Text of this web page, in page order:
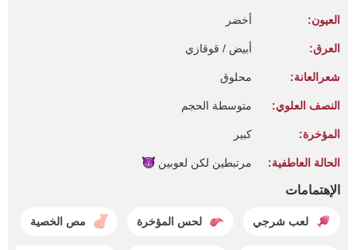
العيون: أخضر
العرق: أبيض / قوقازي
شعرالعانة: محلوق
النصف العلوي: متوسطة الحجم
المؤخرة: كبير
الحالة العاطفية: مرتبطين لكن لعوبين
الإهتمامات
لعب شرجي لحس المؤخرة مص الخصية